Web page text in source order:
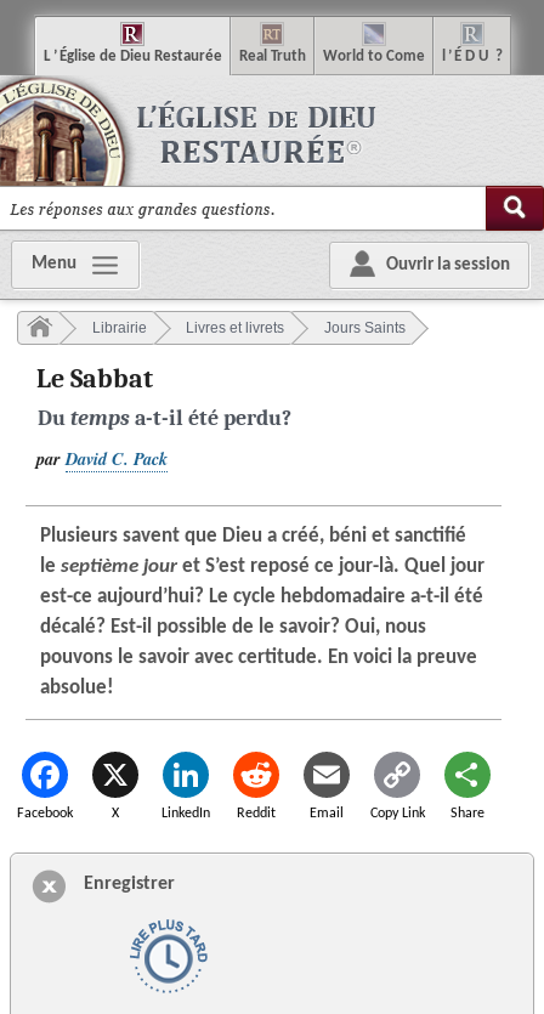
L ’ Église de Dieu Restaurée Real Truth World to Come ’ É D U ?
Ouvrir la session
Menu
Librairie Livres et livrets Jours Saints
Le Sabbat
Du tempsa-t-il été perdu?
parDavid C. Pack
Plusieurs savent que Dieu a créé, béni et sanctifié
leseptième jour et S’est reposé ce jour-là. Quel jour
est-ce aujourd’hui? Le cycle hebdomadaire a-t-il été
décalé? Est-il possible de le savoir? Oui, nous
pouvons le savoir avec certitude. En voici la preuve
absolue!
Facebook X LinkedIn Reddit Email Copy Link Share
Enregistrer